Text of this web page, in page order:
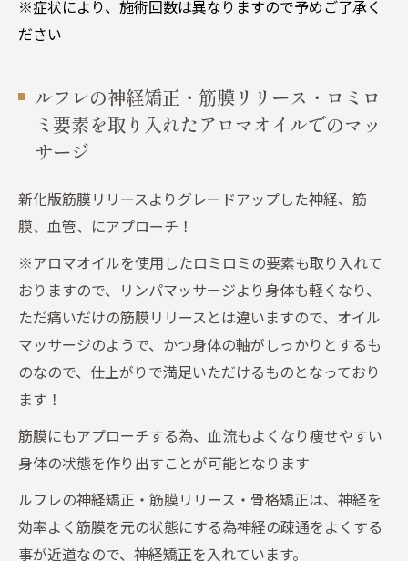
※症状により、施術回数は異なりますので予めご了承く
ださい
ルフレの神経矯正・筋膜リリース・ロミロ
ミ要素を取り入れたアロマオイルでのマッ
サージ
新化版筋膜リリースよりグレードアップした神経、筋
膜、血管、にアプローチ！
※アロマオイルを使用したロミロミの要素も取り入れて
おりますので、リンパマッサージより身体も軽くなり、
ただ痛いだけの筋膜リリースとは違いますので、オイル
マッサージのようで、かつ身体の軸がしっかりとするも
のなので、仕上がりで満足いただけるものとなっており
ます！
筋膜にもアプローチする為、血流もよくなり痩せやすい
身体の状態を作り出すことが可能となります
ルフレの神経矯正・筋膜リリース・骨格矯正は、神経を
効率よく筋膜を元の状態にする為神経の疎通をよくする
事が近道なので、神経矯正を入れています。